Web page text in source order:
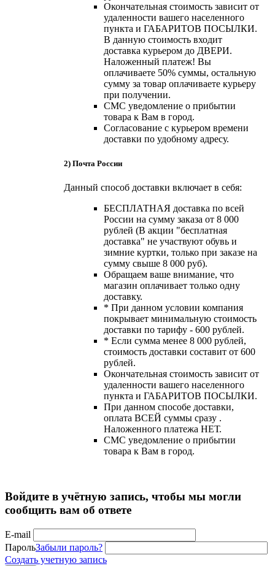
Окончательная стоимость зависит от
удаленности вашего населенного
пункта и ГАБАРИТОВ ПОСЫЛКИ.
В данную стоимость входит
доставка курьером до ДВЕРИ.
Наложенный платеж! Вы
оплачиваете 50% суммы, остальную
сумму за товар оплачиваете курьеру
при получении.
СМС уведомление о прибытии
товара к Вам в город.
Согласование с курьером времени
доставки по удобному адресу.
2) Почта России
Данный способ доставки включает в себя:
БЕСПЛАТНАЯ доставка по всей
России на сумму заказа от 8 000
рублей (В акции "бесплатная
доставка" не участвуют обувь и
зимние куртки, только при заказе на
сумму свыше 8 000 руб).
Обращаем ваше внимание, что
магазин оплачивает только одну
доставку.
* При данном условии компания
покрывает минимальную стоимость
доставки по тарифу - 600 рублей.
* Если сумма менее 8 000 рублей,
стоимость доставки составит от 600
рублей.
Окончательная стоимость зависит от
удаленности вашего населенного
пункта и ГАБАРИТОВ ПОСЫЛКИ.
При данном способе доставки,
оплата ВСЕЙ суммы сразу .
Наложенного платежа НЕТ.
СМС уведомление о прибытии
товара к Вам в город.
Войдите в учётную запись, чтобы мы могли
сообщить вам об ответе
E-mail
ПарольЗабыли пароль?
Создать учетную запись